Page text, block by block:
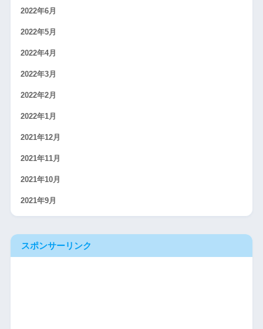
2022年6月
2022年5月
2022年4月
2022年3月
2022年2月
2022年1月
2021年12月
2021年11月
2021年10月
2021年9月
スポンサーリンク